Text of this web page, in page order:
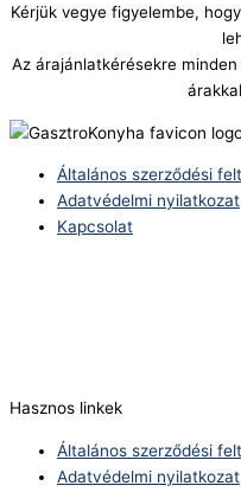
Kérjük vegye figyelembe,
Az árajánlatkérésekre
Általános szerződési
Adatvédelmi nyilatkozat
Kapcsolat
Hasznos linkek
Általános szerződési
Adatvédelmi nyilatkozat